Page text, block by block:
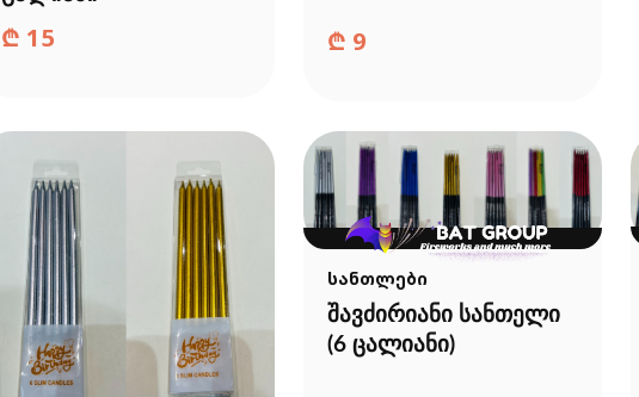
₾ 15 ₾ 9
სანთლები
შავძირიანი სანთელი
(6 ცალიანი)